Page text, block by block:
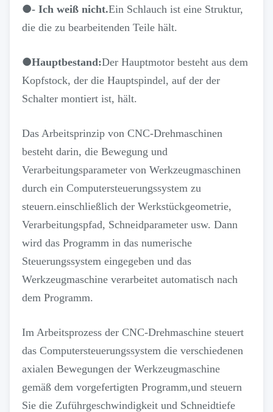
●- Ich weiß nicht.Ein Schlauch ist eine Struktur,
die die zu bearbeitenden Teile hält.
●Hauptbestand:Der Hauptmotor besteht aus dem
Kopfstock, der die Hauptspindel, auf der der
Schalter montiert ist, hält.
Das Arbeitsprinzip von CNC-Drehmaschinen
besteht darin, die Bewegung und
Verarbeitungsparameter von Werkzeugmaschinen
durch ein Computersteuerungssystem zu
steuern.einschließlich der Werkstückgeometrie,
Verarbeitungspfad, Schneidparameter usw. Dann
wird das Programm in das numerische
Steuerungssystem eingegeben und das
Werkzeugmaschine verarbeitet automatisch nach
dem Programm.
Im Arbeitsprozess der CNC-Drehmaschine steuert
das Computersteuerungssystem die verschiedenen
axialen Bewegungen der Werkzeugmaschine
gemäß dem vorgefertigten Programm,und steuern
Sie die Zuführgeschwindigkeit und Schneidtiefe